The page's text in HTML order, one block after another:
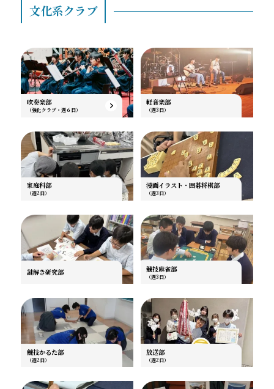
文化系クラブ
吹奏楽部
（強化クラブ・週６日）
軽音楽部
（週3日）
家庭科部
（週2日）
漫画イラスト・囲碁将棋部
（週3日）
謎解き研究部 競技麻雀部
（週3日）
競技かるた部
（週2日）
放送部
（週2日）